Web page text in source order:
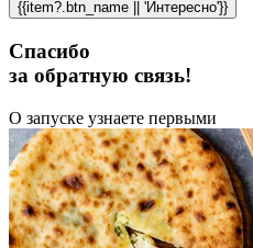
{{item?.btn_name || 'Интересно'}}
Спасибо
за обратную связь!
О запуске узнаете первыми